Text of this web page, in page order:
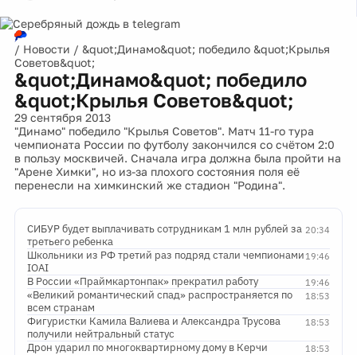
/ Новости / &quot;Динамо&quot; победило &quot;Крылья
Советов&quot;
&quot;Динамо&quot; победило
&quot;Крылья Советов&quot;
29 сентября 2013
"Динамо" победило "Крылья Советов". Матч 11-го тура
чемпионата России по футболу закончился со счётом 2:0
в пользу москвичей. Сначала игра должна была пройти на
"Арене Химки", но из-за плохого состояния поля её
перенесли на химкинский же стадион "Родина".
20:34
СИБУР будет выплачивать сотрудникам 1 млн рублей за
третьего ребенка
19:46
Школьники из РФ третий раз подряд стали чемпионами
IOAI
19:46
В России «Праймкартонпак» прекратил работу
18:53
«Великий романтический спад» распространяется по
всем странам
18:53
Фигуристки Камила Валиева и Александра Трусова
получили нейтральный статус
18:53
Дрон ударил по многоквартирному дому в Керчи